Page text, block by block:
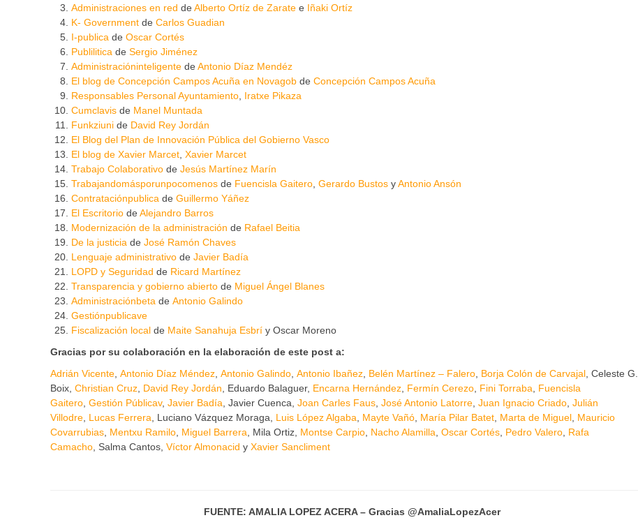
Administraciones en red de Alberto Ortíz de Zarate e Iñaki Ortíz
K- Government de Carlos Guadian
I-publica de Oscar Cortés
Publilitica de Sergio Jiménez
Administracióninteligente de Antonio Díaz Mendéz
El blog de Concepción Campos Acuña en Novagob de Concepción Campos Acuña
Responsables Personal Ayuntamiento, Iratxe Pikaza
Cumclavis de Manel Muntada
Funkziuni de David Rey Jordán
El Blog del Plan de Innovación Pública del Gobierno Vasco
El blog de Xavier Marcet, Xavier Marcet
Trabajo Colaborativo de Jesús Martínez Marín
Trabajandomásporunpocomenos de Fuencisla Gaitero, Gerardo Bustos yAntonio Ansón
Contrataciónpublica de Guillermo Yáñez
El Escritorio de Alejandro Barros
Modernización de la administración de Rafael Beitia
De la justicia de José Ramón Chaves
Lenguaje administrativo de Javier Badía
LOPD y Seguridad de Ricard Martínez
Transparencia y gobierno abierto de Miguel Ángel Blanes
Administraciónbeta de Antonio Galindo
Gestiónpublicave
Fiscalización local de Maite Sanahuja Esbrí y Oscar Moreno
Gracias por su colaboración en la elaboración de este post a:
Adrián Vicente, Antonio Díaz Méndez, Antonio Galindo, Antonio Ibañez, Belén Martínez – Falero, Borja Colón de Carvajal, Celeste G.
Boix, Christian Cruz, David Rey Jordán, Eduardo Balaguer, Encarna Hernández, Fermín Cerezo, Fini Torraba, Fuencisla
Gaitero, Gestión Públicav, Javier Badía, Javier Cuenca, Joan Carles Faus, José Antonio Latorre, Juan Ignacio Criado, Julián
Villodre, Lucas Ferrera, Luciano Vázquez Moraga, Luis López Algaba, Mayte Vañó, María Pilar Batet, Marta de Miguel, Mauricio
Covarrubias, Mentxu Ramilo, Miguel Barrera, Mila Ortiz, Montse Carpio, Nacho Alamilla, Oscar Cortés, Pedro Valero, Rafa
Camacho, Salma Cantos, Víctor Almonacid y Xavier Sancliment
FUENTE: AMALIA LOPEZ ACERA – Gracias @AmaliaLopezAcer